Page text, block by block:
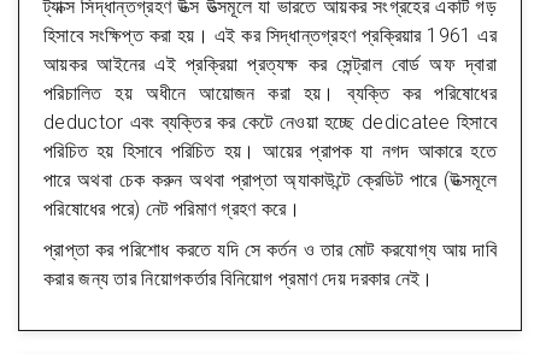
ট্যাক্স সিদ্ধান্তগ্রহণ উত্স উত্সমূলে যা ভারতে আয়কর সংগ্রহের একটি গড়
হিসাবে সংক্ষিপ্ত করা হয়। এই কর সিদ্ধান্তগ্রহণ প্রক্রিয়ার 1961 এর
আয়কর আইনের এই প্রক্রিয়া প্রত্যক্ষ কর সেন্ট্রাল বোর্ড অফ দ্বারা
পরিচালিত হয় অধীনে আয়োজন করা হয়। ব্যক্তি কর পরিষোধের
deductor এবং ব্যক্তির কর কেটে নেওয়া হচ্ছে dedicatee হিসাবে
পরিচিত হয় হিসাবে পরিচিত হয়। আয়ের প্রাপক যা নগদ আকারে হতে
পারে অথবা চেক করুন অথবা প্রাপ্তা অ্যাকাউন্টে ক্রেডিট পারে (উত্সমূলে
পরিষোধের পরে) নেট পরিমাণ গ্রহণ করে।
প্রাপ্তা কর পরিশোধ করতে যদি সে কর্তন ও তার মোট করযোগ্য আয় দাবি
করার জন্য তার নিয়োগকর্তার বিনিয়োগ প্রমাণ দেয় দরকার নেই।